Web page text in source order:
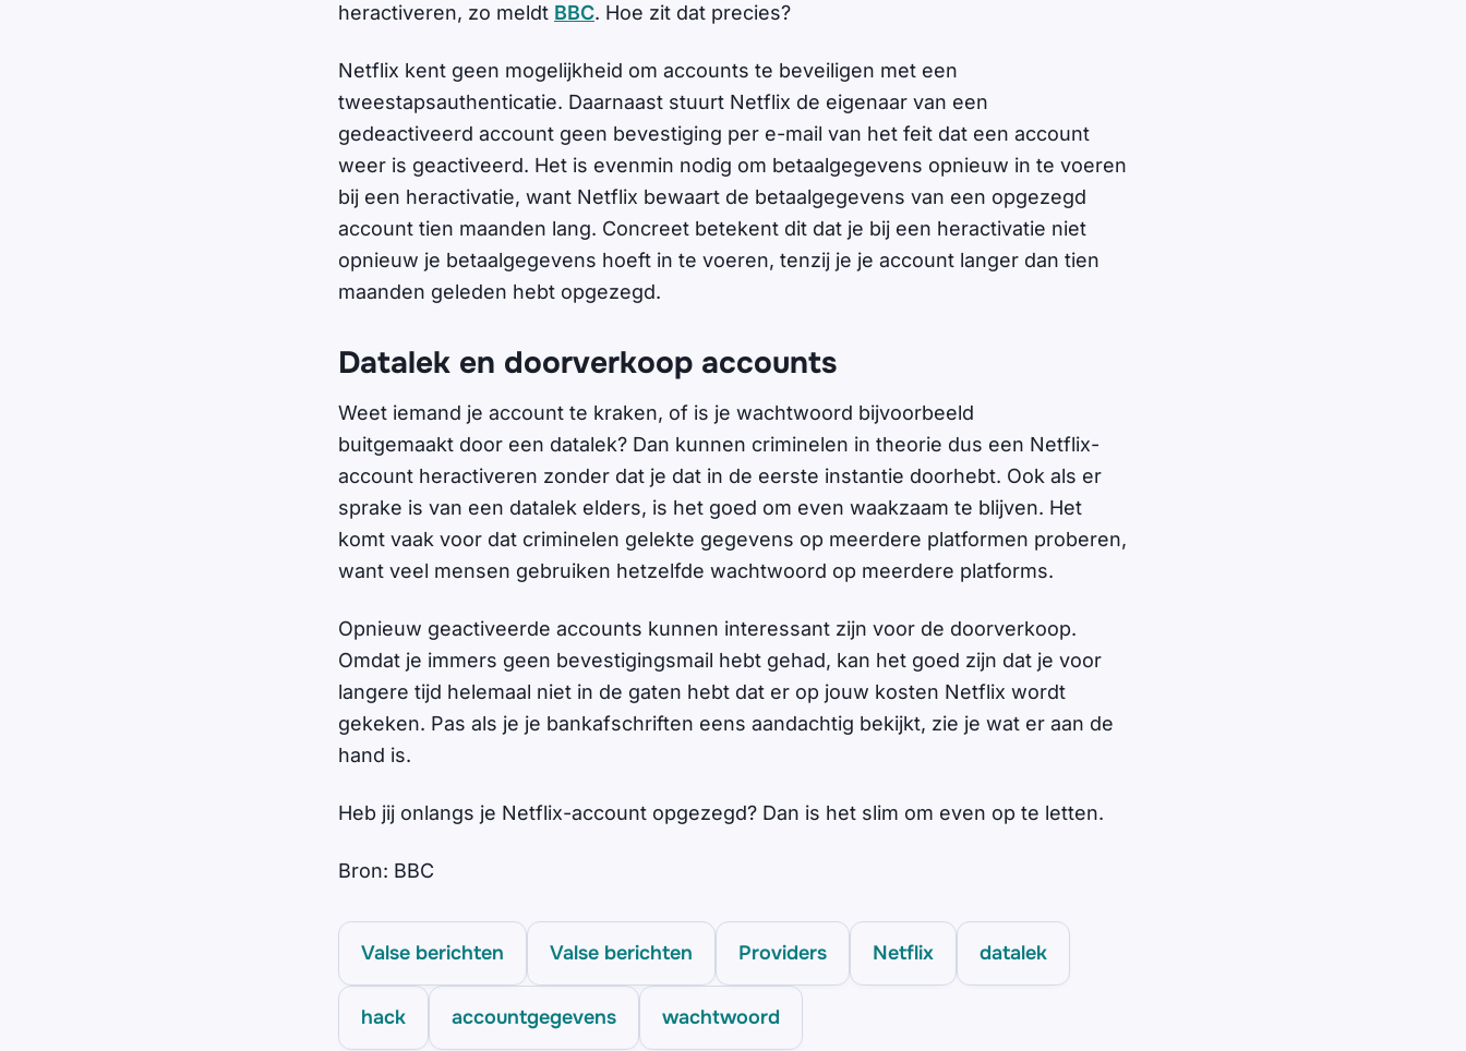
heractiveren, zo meldt BBC. Hoe zit dat precies?
Netflix kent geen mogelijkheid om accounts te beveiligen met een
tweestapsauthenticatie. Daarnaast stuurt Netflix de eigenaar van een
gedeactiveerd account geen bevestiging per e-mail van het feit dat een account
weer is geactiveerd. Het is evenmin nodig om betaalgegevens opnieuw in te voeren
bij een heractivatie, want Netflix bewaart de betaalgegevens van een opgezegd
account tien maanden lang. Concreet betekent dit dat je bij een heractivatie niet
opnieuw je betaalgegevens hoeft in te voeren, tenzij je je account langer dan tien
maanden geleden hebt opgezegd.
Datalek en doorverkoop accounts
Weet iemand je account te kraken, of is je wachtwoord bijvoorbeeld
buitgemaakt door een datalek? Dan kunnen criminelen in theorie dus een Netflix-
account heractiveren zonder dat je dat in de eerste instantie doorhebt. Ook als er
sprake is van een datalek elders, is het goed om even waakzaam te blijven. Het
komt vaak voor dat criminelen gelekte gegevens op meerdere platformen proberen,
want veel mensen gebruiken hetzelfde wachtwoord op meerdere platforms.
Opnieuw geactiveerde accounts kunnen interessant zijn voor de doorverkoop.
Omdat je immers geen bevestigingsmail hebt gehad, kan het goed zijn dat je voor
langere tijd helemaal niet in de gaten hebt dat er op jouw kosten Netflix wordt
gekeken. Pas als je je bankafschriften eens aandachtig bekijkt, zie je wat er aan de
hand is.
Heb jij onlangs je Netflix-account opgezegd? Dan is het slim om even op te letten.
Bron: BBC
Valse berichten Valse berichten Providers Netflix datalek
hack accountgegevens wachtwoord